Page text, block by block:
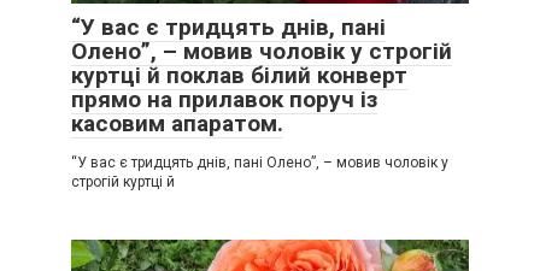
“У вас є тридцять днів, пані
Олено”, – мовив чоловік у строгій
куртці й поклав білий конверт
прямо на прилавок поруч із
касовим апаратом.
“У вас є тридцять днів, пані Олено”, – мовив чоловік у
строгій куртці й